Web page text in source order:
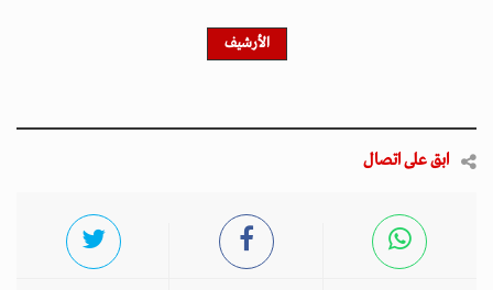
الأرشيف
ابق على اتصال